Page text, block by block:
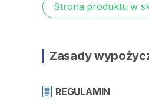
Strona produktu w
Zasady
REGULAMIN